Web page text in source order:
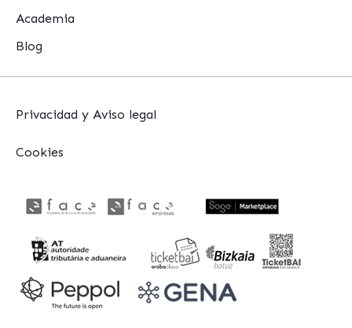
Academia
Blog
Privacidad y Aviso legal
Cookies